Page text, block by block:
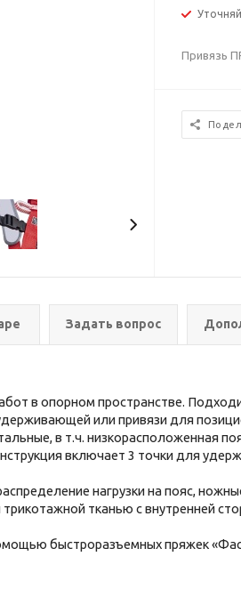
Привязь
Задать вопрос
в опорном пространстве.
или привязи для
в т.ч. низкорасположенная
включает 3 точки для
нагрузки на пояс,
тканью с внутренней
быстроразъемных пряжек